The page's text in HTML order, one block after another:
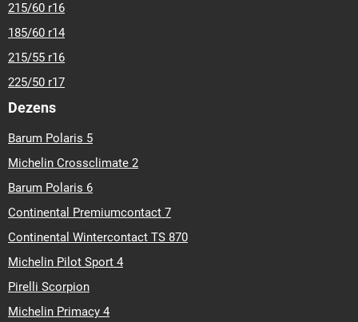
215/60 r16
185/60 r14
215/55 r16
225/50 r17
Dezens
Barum Polaris 5
Michelin Crossclimate 2
Barum Polaris 6
Continental Premiumcontact 7
Continental Wintercontact TS 870
Michelin Pilot Sport 4
Pirelli Scorpion
Michelin Primacy 4